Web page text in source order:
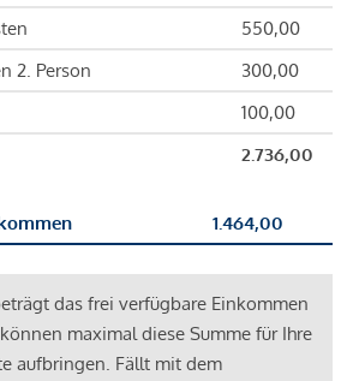
550,00
2. Person
300,00
100,00
2.736,00
1.464,00
das frei verfügbare Einkommen
maximal diese Summe für Ihre
aufbringen. Fällt mit dem